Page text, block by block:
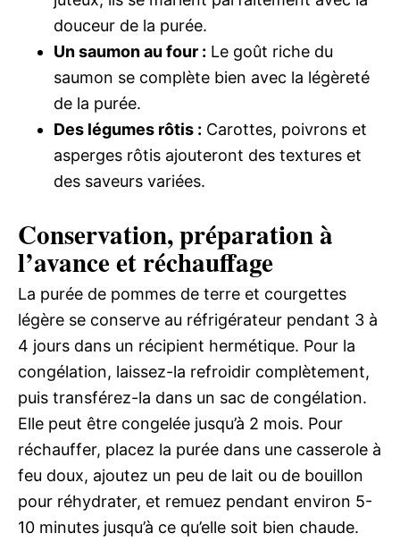
douceur de la purée.
Un saumon au four : Le goût riche du
saumon se complète bien avec la légèreté
de la purée.
Des légumes rôtis : Carottes, poivrons et
asperges rôtis ajouteront des textures et
des saveurs variées.
Conservation, préparation à
l’avance et réchauffage
La purée de pommes de terre et courgettes
légère se conserve au réfrigérateur pendant 3 à
4 jours dans un récipient hermétique. Pour la
congélation, laissez-la refroidir complètement,
puis transférez-la dans un sac de congélation.
Elle peut être congelée jusqu’à 2 mois. Pour
réchauffer, placez la purée dans une casserole à
feu doux, ajoutez un peu de lait ou de bouillon
pour réhydrater, et remuez pendant environ 5-
10 minutes jusqu’à ce qu’elle soit bien chaude.